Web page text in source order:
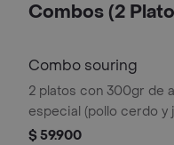
Combos (2
Combo souring
2 platos con 300gr de
especial (pollo cerdo y
de trozos de pollocerdo
$ 59.900